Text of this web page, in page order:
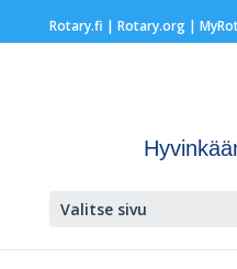
Rotary.fi | Rotary.org|
Valitse sivu